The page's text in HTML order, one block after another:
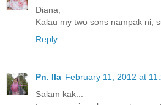
Diana,
Kalau my two sons nampak ni,
Reply
Pn. Ila February 11, 2012 at
Salam kak...